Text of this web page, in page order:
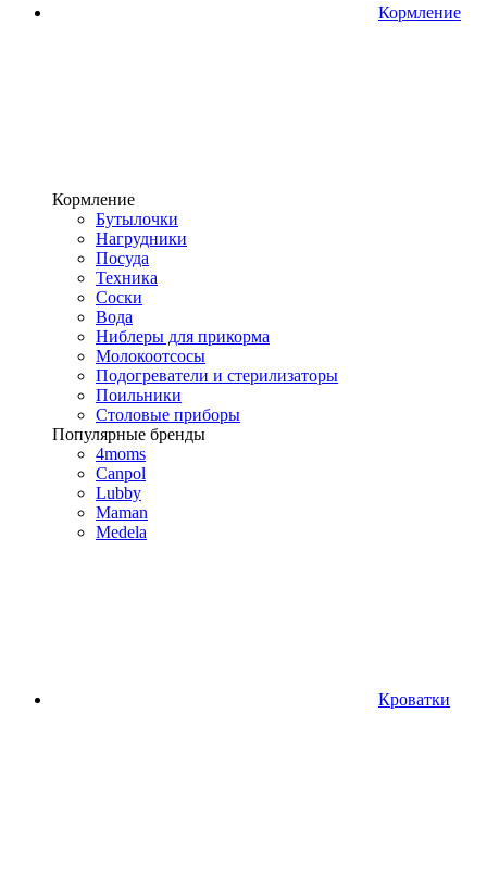
Кормление
Кормление
Бутылочки
Нагрудники
Посуда
Техника
Соски
Вода
Ниблеры для прикорма
Молокоотсосы
Подогреватели и стерилизаторы
Поильники
Столовые приборы
Популярные бренды
4moms
Canpol
Lubby
Maman
Medela
Кроватки